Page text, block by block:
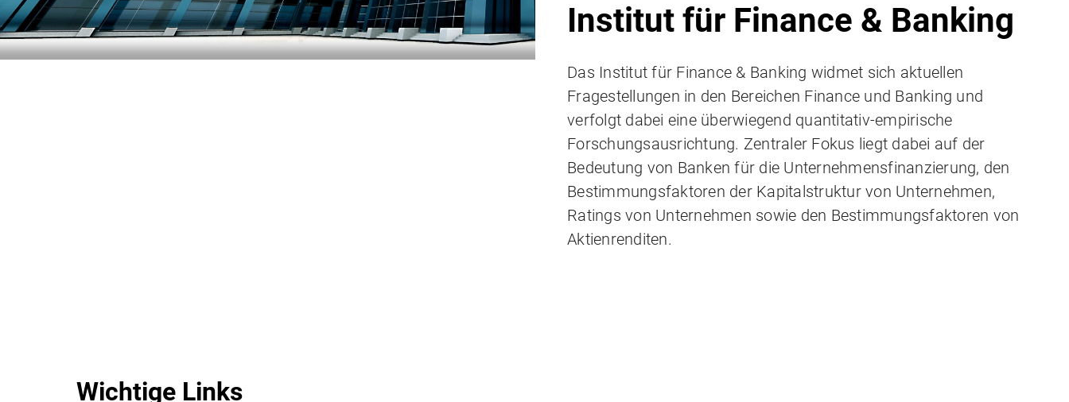
Institut für Finance & Banking
Das Institut für Finance & Banking widmet sich aktuellen
Fragestellungen in den Bereichen Finance und Banking und
verfolgt dabei eine überwiegend quantitativ-empirische
Forschungsausrichtung. Zentraler Fokus liegt dabei auf der
Bedeutung von Banken für die Unternehmensfinanzierung, den
Bestimmungsfaktoren der Kapitalstruktur von Unternehmen,
Ratings von Unternehmen sowie den Bestimmungsfaktoren von
Aktienrenditen.
Wichtige Links